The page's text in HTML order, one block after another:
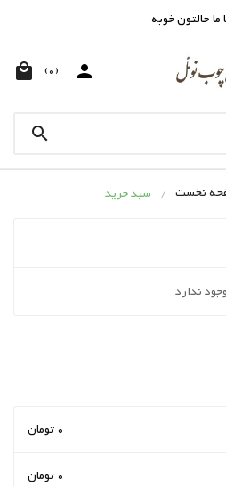
ما حالتون خوبه

 (0)

نخست سبد خرید
ندارد
0 تومان
0 تومان